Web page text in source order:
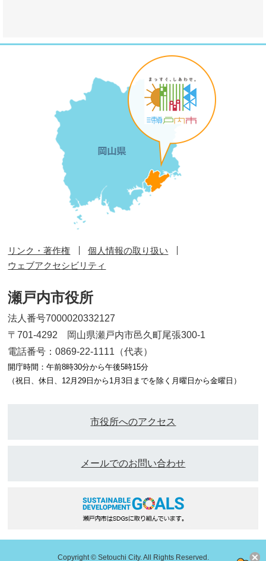
リンク・著作権
個人情報の取り扱い
ウェブアクセシビリティ
瀬戸内市役所
法人番号7000020332127
〒701-4292 岡山県瀬戸内市邑久町尾張300-1
電話番号：0869-22-1111（代表）
開庁時間：午前8時30分から午後5時15分
（祝日、休日、12月29日から1月3日までを除く月曜日から金曜日）
市役所へのアクセス
メールでのお問い合わせ
Copyright © Setouchi City. All Rights Reserved.